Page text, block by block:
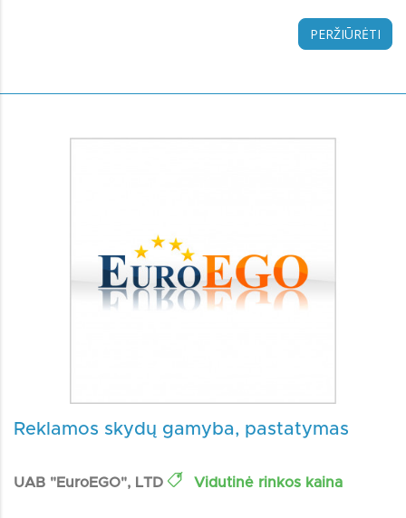
PERŽIŪRĖTI
Reklamos skydų gamyba, pastatymas
UAB "EuroEGO", LTD Vidutinė rinkos kaina